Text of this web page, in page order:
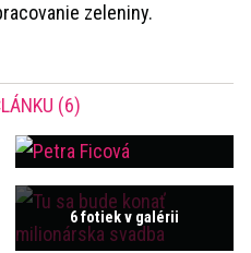
zeleniny.
(6)
6 fotiek v galérii